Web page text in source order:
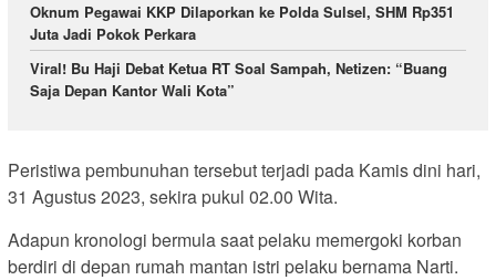
Oknum Pegawai KKP Dilaporkan ke Polda Sulsel, SHM Rp351
Juta Jadi Pokok Perkara
Viral! Bu Haji Debat Ketua RT Soal Sampah, Netizen: “Buang
Saja Depan Kantor Wali Kota”
Peristiwa pembunuhan tersebut terjadi pada Kamis dini hari,
31 Agustus 2023, sekira pukul 02.00 Wita.
Adapun kronologi bermula saat pelaku memergoki korban
berdiri di depan rumah mantan istri pelaku bernama Narti.